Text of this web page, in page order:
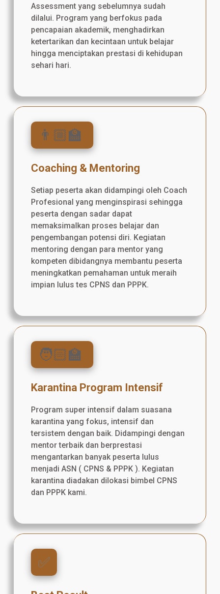
Assessment yang sebelumnya sudah
dilalui. Program yang berfokus pada
pencapaian akademik, menghadirkan
ketertarikan dan kecintaan untuk belajar
hingga menciptakan prestasi di kehidupan
sehari hari.
👨🏼‍🏫
Coaching & Mentoring
Setiap peserta akan didampingi oleh Coach
Profesional yang menginspirasi sehingga
peserta dengan sadar dapat
memaksimalkan proses belajar dan
pengembangan potensi diri. Kegiatan
mentoring dengan para mentor yang
kompeten dibidangnya membantu peserta
meningkatkan pemahaman untuk meraih
impian lulus tes CPNS dan PPPK.
🧑🏻‍🏫
Karantina Program Intensif
Program super intensif dalam suasana
karantina yang fokus, intensif dan
tersistem dengan baik. Didampingi dengan
mentor terbaik dan berprestasi
mengantarkan banyak peserta lulus
menjadi ASN ( CPNS & PPPK ). Kegiatan
karantina diadakan dilokasi bimbel CPNS
dan PPPK kami.
✅️